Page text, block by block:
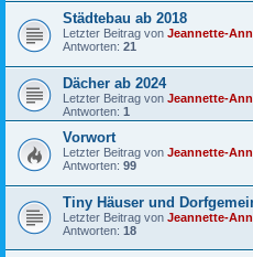
Städtebau ab 2018
Letzter Beitrag von Jeannette-
Antworten: 21
Dächer ab 2024
Letzter Beitrag von Jeannette-
Antworten: 1
Vorwort
Letzter Beitrag von Jeannette-
Antworten: 99
Tiny Häuser und
Letzter Beitrag von Jeannette-
Antworten: 18